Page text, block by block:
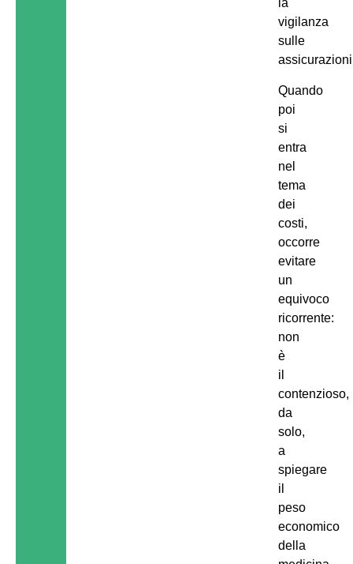
la
vigilanza
sulle
Quando
poi
si
entra
nel
tema
dei
costi,
occorre
evitare
un
equivoco
ricorrente:
non
è
il
contenzioso,
da
solo,
a
spiegare
il
peso
economico
della